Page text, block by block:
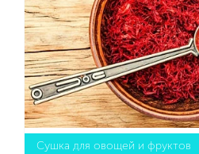
SC-FD421T19 предусмотрено
управление. Максимальная
составляет 1 килограмм
поддон (всего их
Сушка для овощей и фруктов